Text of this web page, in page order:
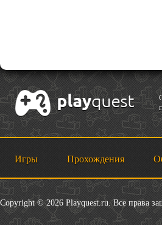
Игры Прохождения
Copyright © 2026 Playquest.ru. Все права